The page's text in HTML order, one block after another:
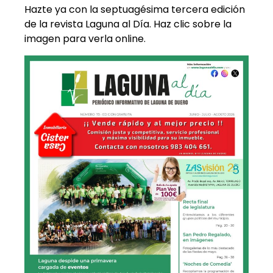
Hazte ya con la septuagésima tercera edición
de la revista Laguna al Día. Haz clic sobre la
imagen para verla online.